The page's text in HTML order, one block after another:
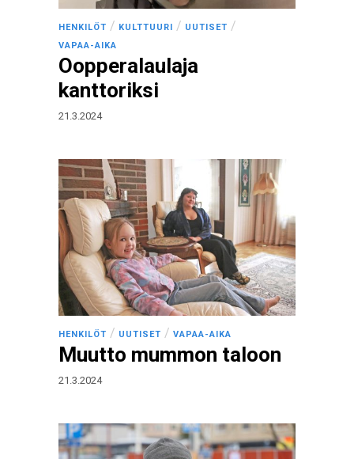
HENKILÖT / KULTTUURI / UUTISET /
VAPAA-AIKA
Oopperalaulaja
kanttoriksi
21.3.2024
HENKILÖT / UUTISET / VAPAA-AIKA
Muutto mummon taloon
21.3.2024